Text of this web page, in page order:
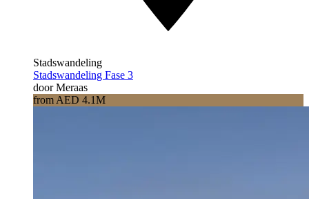
Stadswandeling
Stadswandeling Fase 3
door Meraas
from AED 4.1M